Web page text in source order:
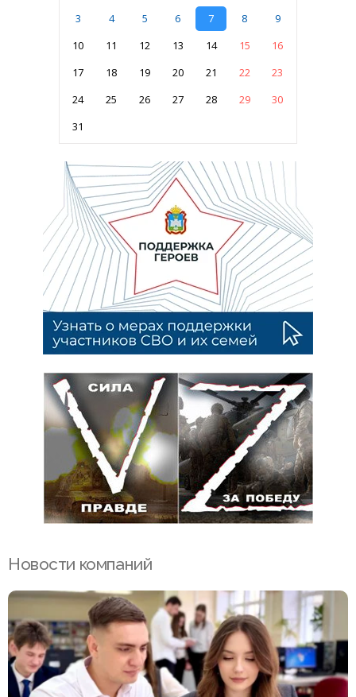
3
4 5 6 7 8
9
10
11 12 13 14 15
16
17
18 19 20 21 22
23
24
25 26 27 28 29
30
31
Новости компаний